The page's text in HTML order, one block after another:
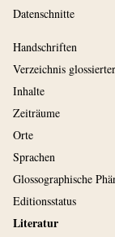
Datenschnitte
Handschriften
Verzeichnis
Inhalte
Zeiträume
Orte
Sprachen
Glossographische
Editionsstatus
Literatur